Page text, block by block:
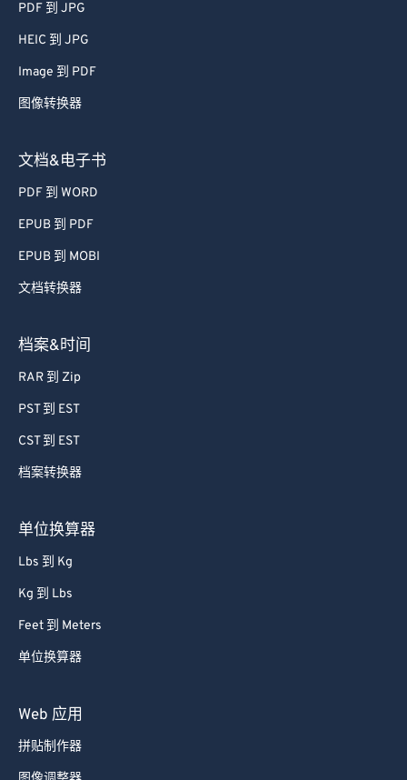
PDF 到 JPG
HEIC 到 JPG
Image 到 PDF
图像转换器
文档&电子书
PDF 到 WORD
EPUB 到 PDF
EPUB 到 MOBI
文档转换器
档案&时间
RAR 到 Zip
PST 到 EST
CST 到 EST
档案转换器
单位换算器
Lbs 到 Kg
Kg 到 Lbs
Feet 到 Meters
单位换算器
Web 应用
拼贴制作器